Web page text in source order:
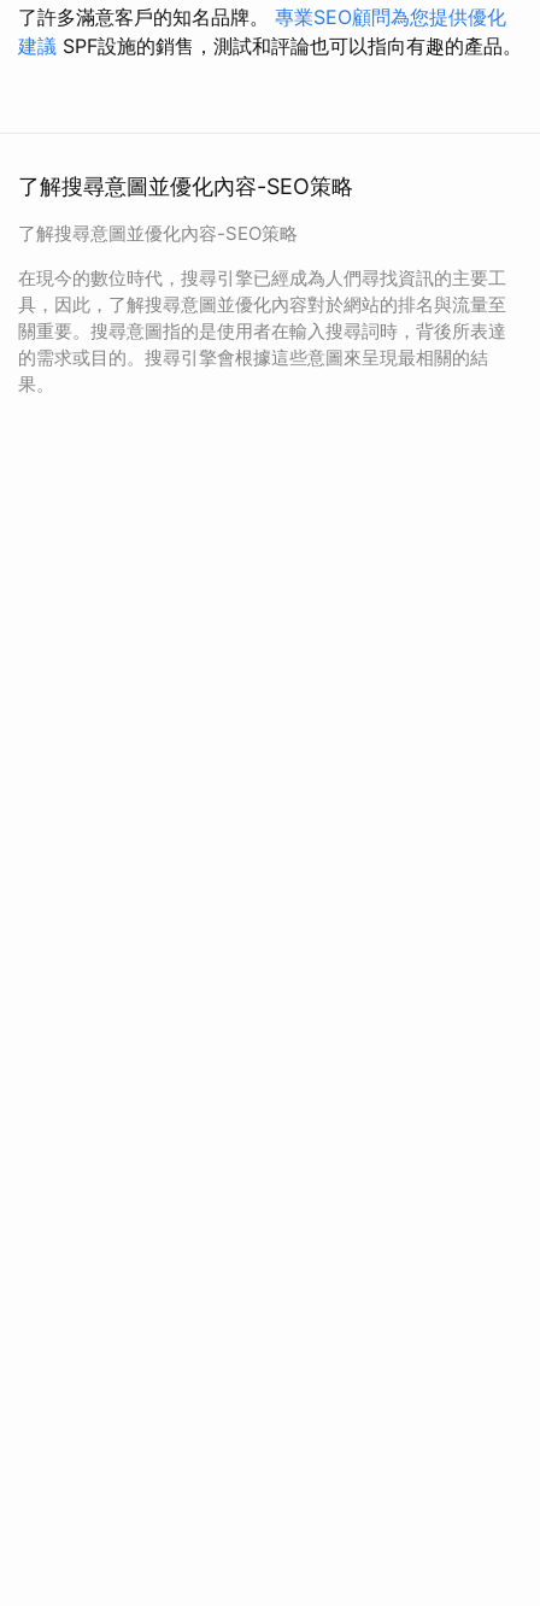
了許多滿意客戶的知名品牌。 專業SEO顧問為您提供優化
建議 SPF設施的銷售，測試和評論也可以指向有趣的產品。
了解搜尋意圖並優化內容-SEO策略
了解搜尋意圖並優化內容-SEO策略
在現今的數位時代，搜尋引擎已經成為人們尋找資訊的主要工
具，因此，了解搜尋意圖並優化內容對於網站的排名與流量至
關重要。搜尋意圖指的是使用者在輸入搜尋詞時，背後所表達
的需求或目的。搜尋引擎會根據這些意圖來呈現最相關的結
果。